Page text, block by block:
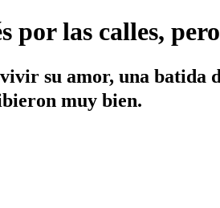
las calles,
su amor, una batida
muy bien.